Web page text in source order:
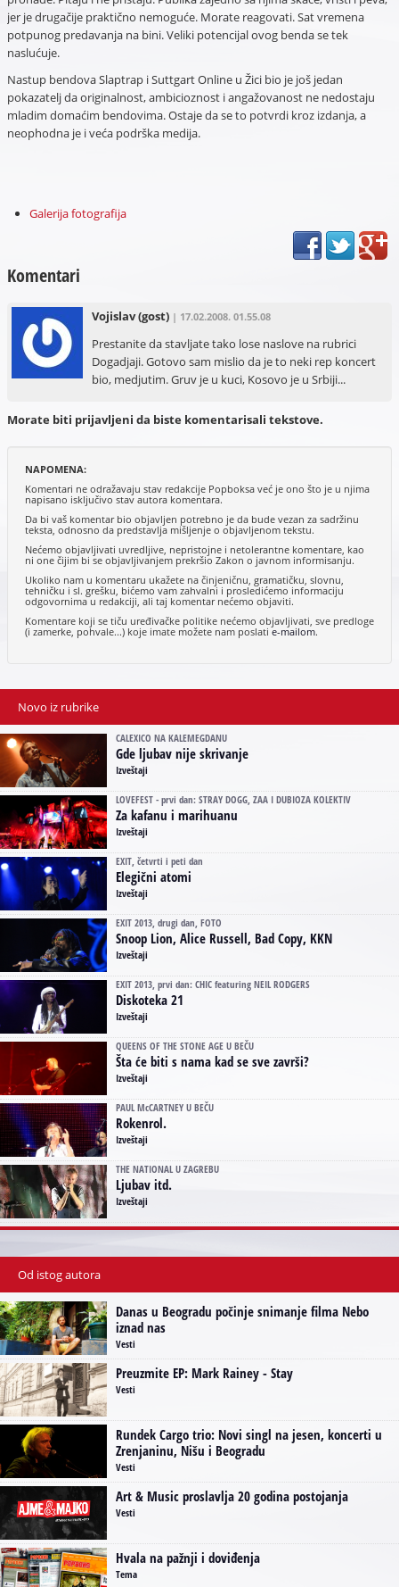
jer je drugačije praktično nemoguće. Morate reagovati. Sat vremena
potpunog predavanja na bini. Veliki potencijal ovog benda se tek
naslućuje.
Nastup bendova Slaptrap i Suttgart Online u Žici bio je još jedan
pokazatelj da originalnost, ambicioznost i angažovanost ne nedostaju
mladim domaćim bendovima. Ostaje da se to potvrdi kroz izdanja, a
neophodna je i veća podrška medija.
Galerija fotografija
Komentari
Vojislav(gost) | 17.02.2008. 01.55.08
Prestanite da stavljate tako lose naslove na rubrici
Dogadjaji. Gotovo sam mislio da je to neki rep koncert
bio, medjutim. Gruv je u kuci, Kosovo je u Srbiji...
Morate biti prijavljeni da biste komentarisali tekstove.
NAPOMENA:
Komentari ne odražavaju stav redakcije Popboksa već je ono što je u njima
napisano isključivo stav autora komentara.
Da bi vaš komentar bio objavljen potrebno je da bude vezan za sadržinu
teksta, odnosno da predstavlja mišljenje o objavljenom tekstu.
Nećemo objavljivati uvredljive, nepristojne i netolerantne komentare, kao
ni one čijim bi se objavljivanjem prekršio Zakon o javnom informisanju.
Ukoliko nam u komentaru ukažete na činjeničnu, gramatičku, slovnu,
tehničku i sl. grešku, bićemo vam zahvalni i prosledićemo informaciju
odgovornima u redakciji, ali taj komentar nećemo objaviti.
Komentare koji se tiču uređivačke politike nećemo objavljivati, sve predloge
(i zamerke, pohvale...) koje imate možete nam poslatie-mailom.
Novo iz rubrike
CALEXICO NA KALEMEGDANU
Gde ljubav nije skrivanje
Izveštaji
LOVEFEST - prvi dan: STRAY DOGG, ZAA I DUBIOZA KOLEKTIV
Za kafanu i marihuanu
Izveštaji
EXIT, četvrti i peti dan
Elegični atomi
Izveštaji
EXIT 2013, drugi dan, FOTO
Snoop Lion, Alice Russell, Bad Copy, KKN
Izveštaji
EXIT 2013, prvi dan: CHIC featuring NEIL RODGERS
Diskoteka 21
Izveštaji
QUEENS OF THE STONE AGE U BEČU
Šta će biti s nama kad se sve završi?
Izveštaji
PAUL McCARTNEY U BEČU
Rokenrol.
Izveštaji
THE NATIONAL U ZAGREBU
Ljubav itd.
Izveštaji
Od istog autora
Danas u Beogradu počinje snimanje filma Nebo
iznad nas
Vesti
Preuzmite EP: Mark Rainey - Stay
Vesti
Rundek Cargo trio: Novi singl na jesen, koncerti u
Zrenjaninu, Nišu i Beogradu
Vesti
Art & Music proslavlja 20 godina postojanja
Vesti
Hvala na pažnji i doviđenja
Tema